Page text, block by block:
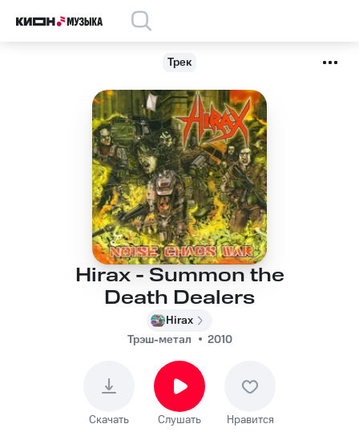
Трек
Hirax - Summon the
Death Dealers
Hirax
Трэш-метал
2010
Скачать Слушать Нравится